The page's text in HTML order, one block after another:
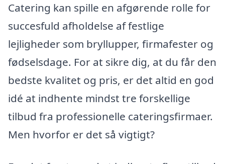
Catering kan spille en afgørende rolle for
succesfuld afholdelse af festlige
lejligheder som bryllupper, firmafester og
fødselsdage. For at sikre dig, at du får den
bedste kvalitet og pris, er det altid en god
idé at indhente mindst tre forskellige
tilbud fra professionelle cateringsfirmaer.
Men hvorfor er det så vigtigt?